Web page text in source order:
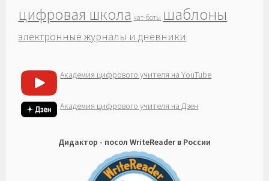
цифровая школа чат-боты шаблоны
электронные журналы и дневники
Академия цифрового учителя на YouTube
Академия цифрового учителя на Дзен
Дидактор - посол WriteReader в России